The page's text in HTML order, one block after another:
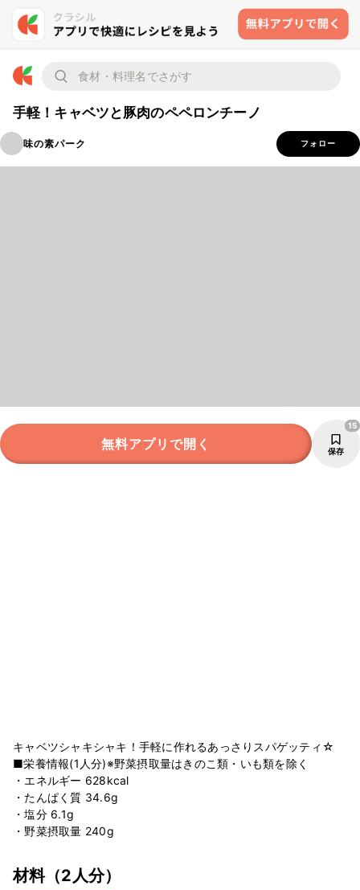
手軽！キャベツと豚肉のペペロンチーノ
味の素パーク フォロー
無料アプリで開く 保存
15
キャベツシャキシャキ！手軽に作れるあっさりスパゲッティ☆
■栄養情報(1人分)※野菜摂取量はきのこ類・いも類を除く
・エネルギー 628kcal
・たんぱく質 34.6g
・塩分 6.1g
・野菜摂取量 240g
材料（2人分）